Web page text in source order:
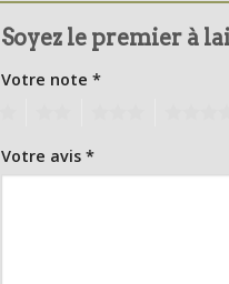
Soyez le premier à
Votre note *
Votre avis *